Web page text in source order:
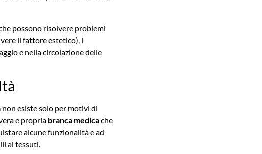
possono risolvere problemi
il fattore estetico), i
e nella circolazione delle
non esiste solo per motivi di
e propria branca medicache
alcune funzionalità e ad
ai tessuti.